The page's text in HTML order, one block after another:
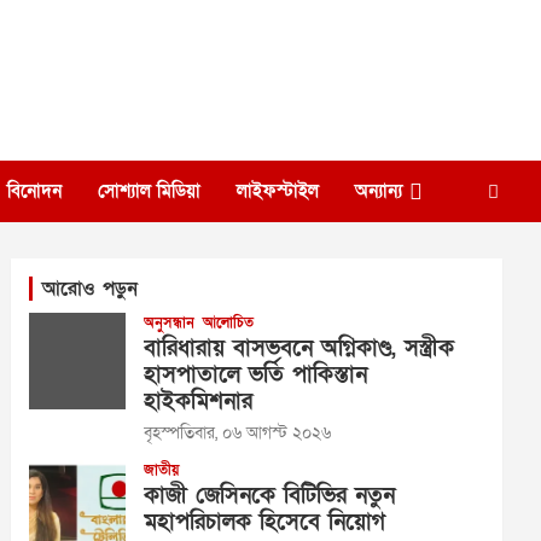
বিনোদন সোশ্যাল মিডিয়া লাইফস্টাইল অন্যান্য
আরোও পড়ুন
অনুসন্ধান আলোচিত
বারিধারায় বাসভবনে অগ্নিকাণ্ড, সস্ত্রীক
হাসপাতালে ভর্তি পাকিস্তান
হাইকমিশনার
বৃহস্পতিবার, ০৬ আগস্ট ২০২৬
জাতীয়
কাজী জেসিনকে বিটিভির নতুন
মহাপরিচালক হিসেবে নিয়োগ